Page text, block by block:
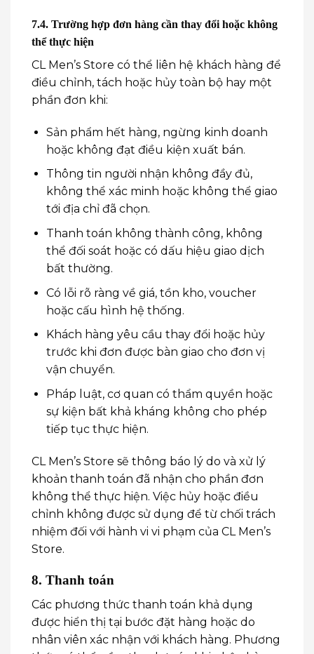
7.4. Trường hợp đơn hàng cần thay đổi hoặc không
thể thực hiện
CL Men’s Store có thể liên hệ khách hàng để
điều chỉnh, tách hoặc hủy toàn bộ hay một
phần đơn khi:
Sản phẩm hết hàng, ngừng kinh doanh
hoặc không đạt điều kiện xuất bán.
Thông tin người nhận không đầy đủ,
không thể xác minh hoặc không thể giao
tới địa chỉ đã chọn.
Thanh toán không thành công, không
thể đối soát hoặc có dấu hiệu giao dịch
bất thường.
Có lỗi rõ ràng về giá, tồn kho, voucher
hoặc cấu hình hệ thống.
Khách hàng yêu cầu thay đổi hoặc hủy
trước khi đơn được bàn giao cho đơn vị
vận chuyển.
Pháp luật, cơ quan có thẩm quyền hoặc
sự kiện bất khả kháng không cho phép
tiếp tục thực hiện.
CL Men’s Store sẽ thông báo lý do và xử lý
khoản thanh toán đã nhận cho phần đơn
không thể thực hiện. Việc hủy hoặc điều
chỉnh không được sử dụng để từ chối trách
nhiệm đối với hành vi vi phạm của CL Men’s
Store.
8. Thanh toán
Các phương thức thanh toán khả dụng
được hiển thị tại bước đặt hàng hoặc do
nhân viên xác nhận với khách hàng. Phương